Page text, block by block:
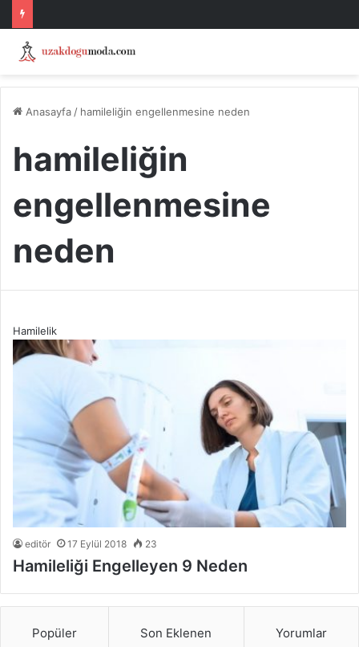
Anasayfa / hamileliğin engellenmesine neden
hamileliğin
engellenmesine
neden
Hamilelik
editör 17 Eylül 2018 23
Hamileliği Engelleyen 9 Neden
Popüler Son Eklenen Yorumlar